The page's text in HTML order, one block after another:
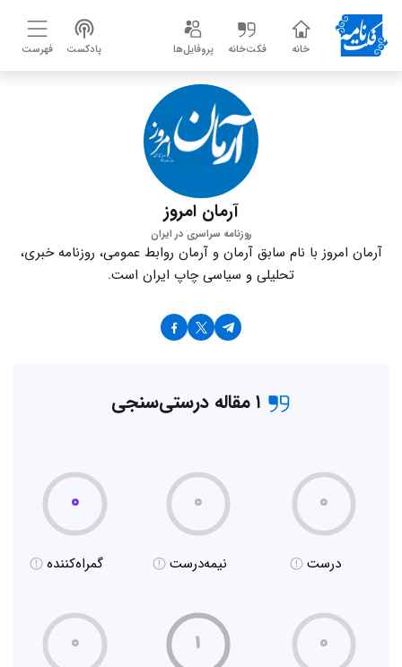
خانه فکت‌خانه پروفایل‌ها پادکست فهرست
آرمان امروز
روزنامه سراسری در ایران
آرمان امروز با نام سابق آرمان و آرمان روابط عمومی، روزنامه خبری،
تحلیلی و سیاسی چاپ ایران است.
۱ مقاله درستی‌سنجی
۰
درست
۰
نیمه‌درست
۰
گمراه‌کننده
۰ ۱ ۰